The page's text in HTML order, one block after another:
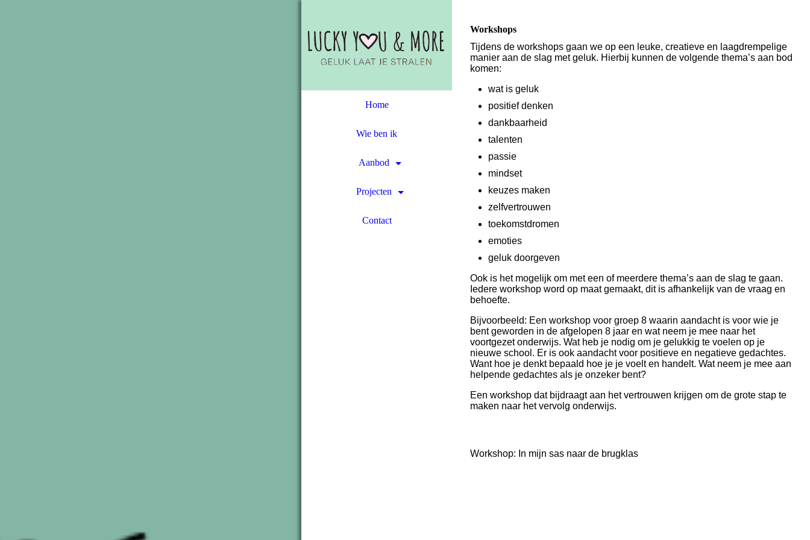
Home
Wie ben ik
Aanbod
Projecten
Contact
Workshops
Tijdens de workshops gaan we op een leuke, creatieve en laagdrempelige
manier aan de slag met geluk. Hierbij kunnen de volgende thema’s aan bod
komen:
wat is geluk
positief denken
dankbaarheid
talenten
passie
mindset
keuzes maken
zelfvertrouwen
toekomstdromen
emoties
geluk doorgeven
Ook is het mogelijk om met een of meerdere thema’s aan de slag te gaan.
Iedere workshop word op maat gemaakt, dit is afhankelijk van de vraag en
behoefte.
Bijvoorbeeld: Een workshop voor groep 8 waarin aandacht is voor wie je
bent geworden in de afgelopen 8 jaar en wat neem je mee naar het
voortgezet onderwijs. Wat heb je nodig om je gelukkig te voelen op je
nieuwe school. Er is ook aandacht voor positieve en negatieve gedachtes.
Want hoe je denkt bepaald hoe je je voelt en handelt. Wat neem je mee aan
helpende gedachtes als je onzeker bent?
Een workshop dat bijdraagt aan het vertrouwen krijgen om de grote stap te
maken naar het vervolg onderwijs.
Workshop: In mijn sas naar de brugklas